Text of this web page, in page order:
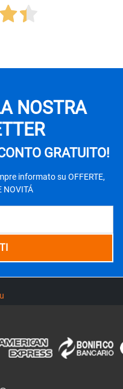
NOSTRA
GRATUITO!
informato su OFFERTE,
NOVITÁ